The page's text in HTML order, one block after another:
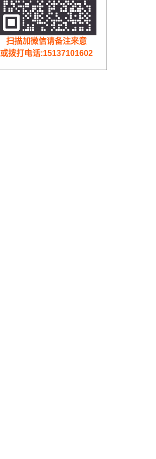
扫描加微信请备注来意
或拨打电话:15137101602